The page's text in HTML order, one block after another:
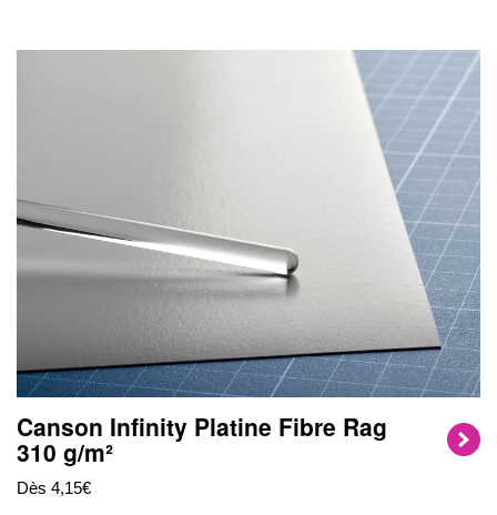
Canson Infinity Platine Fibre Rag
310 g/m²
Dès 4,15€